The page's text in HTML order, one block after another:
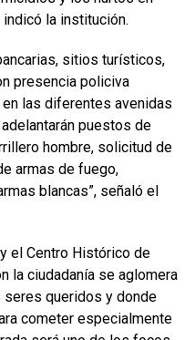
la institución.
sitios turísticos,
presencia policiva
las diferentes avenidas
puestos de
hombre, solicitud de
armas de fuego,
blancas”, señaló el
el Centro Histórico de
la ciudadanía se aglomera
seres queridos y donde
cometer especialmente